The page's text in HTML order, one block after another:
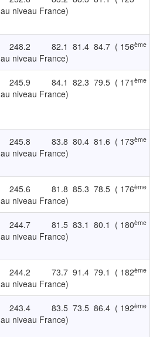
au niveau France)
248.2 82.1 81.4 84.7 ( 156ème
au niveau France)
245.9 84.1 82.3 79.5 ( 171ème
au niveau France)
245.8 83.8 80.4 81.6 ( 173ème
au niveau France)
245.6 81.8 85.3 78.5 ( 176ème
au niveau France)
244.7 81.5 83.1 80.1 ( 180ème
au niveau France)
244.2 73.7 91.4 79.1 ( 182ème
au niveau France)
243.4 83.5 73.5 86.4 ( 192ème
au niveau France)